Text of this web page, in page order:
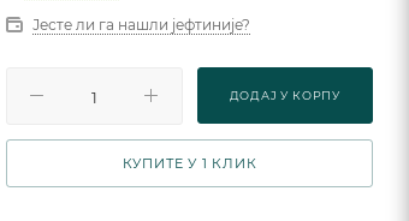
Јесте ли га нашли јефтиније?
ДОДАJ У КОРПУ
КУПИТЕ У 1 КЛИК